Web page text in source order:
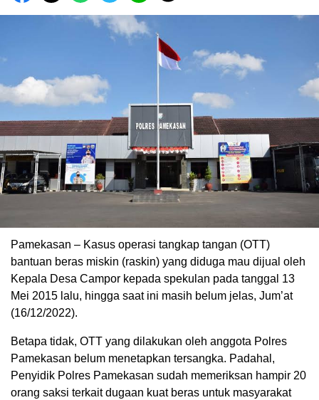
Pamekasan – Kasus operasi tangkap tangan (OTT)
bantuan beras miskin (raskin) yang diduga mau dijual oleh
Kepala Desa Campor kepada spekulan pada tanggal 13
Mei 2015 lalu, hingga saat ini masih belum jelas, Jum’at
(16/12/2022).
Betapa tidak, OTT yang dilakukan oleh anggota Polres
Pamekasan belum menetapkan tersangka. Padahal,
Penyidik Polres Pamekasan sudah memeriksan hampir 20
orang saksi terkait dugaan kuat beras untuk masyarakat